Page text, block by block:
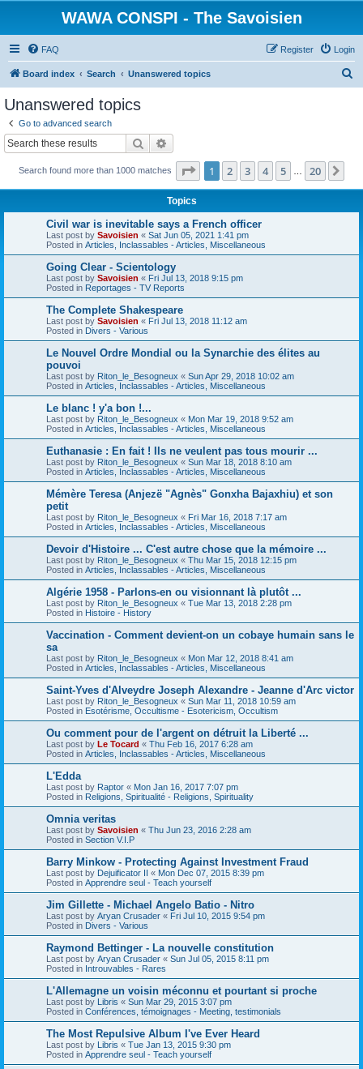
WAWA CONSPI - The Savoisien
FAQ Login
Register
Board index Search Unanswered topics
Unanswered topics
Go to advanced search
Search
Search found more than 1000 matches Page 1of 20
1 2 3 4 5 20
Topics
Civil war is inevitable says a French officer
Last post by Savoisien « Sat Jun 05, 2021 1:41 pm
Posted in Articles, Inclassables - Articles, Miscellaneous
Going Clear - Scientology
Last post by Savoisien « Fri Jul 13, 2018 9:15 pm
Posted in Reportages - TV Reports
The Complete Shakespeare
Last post by Savoisien « Fri Jul 13, 2018 11:12 am
Posted in Divers - Various
Le Nouvel Ordre Mondial ou la Synarchie des élites au
pouvoi
Last post by Riton_le_Besogneux « Sun Apr 29, 2018 10:02 am
Posted in Articles, Inclassables - Articles, Miscellaneous
Le blanc ! y'a bon !...
Last post by Riton_le_Besogneux « Mon Mar 19, 2018 9:52 am
Posted in Articles, Inclassables - Articles, Miscellaneous
Euthanasie : En fait ! Ils ne veulent pas tous mourir ...
Last post by Riton_le_Besogneux « Sun Mar 18, 2018 8:10 am
Posted in Articles, Inclassables - Articles, Miscellaneous
Mémère Teresa (Anjezë "Agnès" Gonxha Bajaxhiu) et son
petit
Last post by Riton_le_Besogneux « Fri Mar 16, 2018 7:17 am
Posted in Articles, Inclassables - Articles, Miscellaneous
Devoir d'Histoire ... C'est autre chose que la mémoire ...
Last post by Riton_le_Besogneux « Thu Mar 15, 2018 12:15 pm
Posted in Articles, Inclassables - Articles, Miscellaneous
Algérie 1958 - Parlons-en ou visionnant là plutôt ...
Last post by Riton_le_Besogneux « Tue Mar 13, 2018 2:28 pm
Posted in Histoire - History
Vaccination - Comment devient-on un cobaye humain sans le
sa
Last post by Riton_le_Besogneux « Mon Mar 12, 2018 8:41 am
Posted in Articles, Inclassables - Articles, Miscellaneous
Saint-Yves d'Alveydre Joseph Alexandre - Jeanne d'Arc victor
Last post by Riton_le_Besogneux « Sun Mar 11, 2018 10:59 am
Posted in Esotérisme, Occultisme - Esotericism, Occultism
Ou comment pour de l'argent on détruit la Liberté ...
Last post by Le Tocard « Thu Feb 16, 2017 6:28 am
Posted in Articles, Inclassables - Articles, Miscellaneous
L'Edda
Last post by Raptor « Mon Jan 16, 2017 7:07 pm
Posted in Religions, Spiritualité - Religions, Spirituality
Omnia veritas
Last post by Savoisien « Thu Jun 23, 2016 2:28 am
Posted in Section V.I.P
Barry Minkow - Protecting Against Investment Fraud
Last post by Dejuificator II « Mon Dec 07, 2015 8:39 pm
Posted in Apprendre seul - Teach yourself
Jim Gillette - Michael Angelo Batio - Nitro
Last post by Aryan Crusader « Fri Jul 10, 2015 9:54 pm
Posted in Divers - Various
Raymond Bettinger - La nouvelle constitution
Last post by Aryan Crusader « Sun Jul 05, 2015 8:11 pm
Posted in Introuvables - Rares
L'Allemagne un voisin méconnu et pourtant si proche
Last post by Libris « Sun Mar 29, 2015 3:07 pm
Posted in Conférences, témoignages - Meeting, testimonials
The Most Repulsive Album I've Ever Heard
Last post by Libris « Tue Jan 13, 2015 9:30 pm
Posted in Apprendre seul - Teach yourself